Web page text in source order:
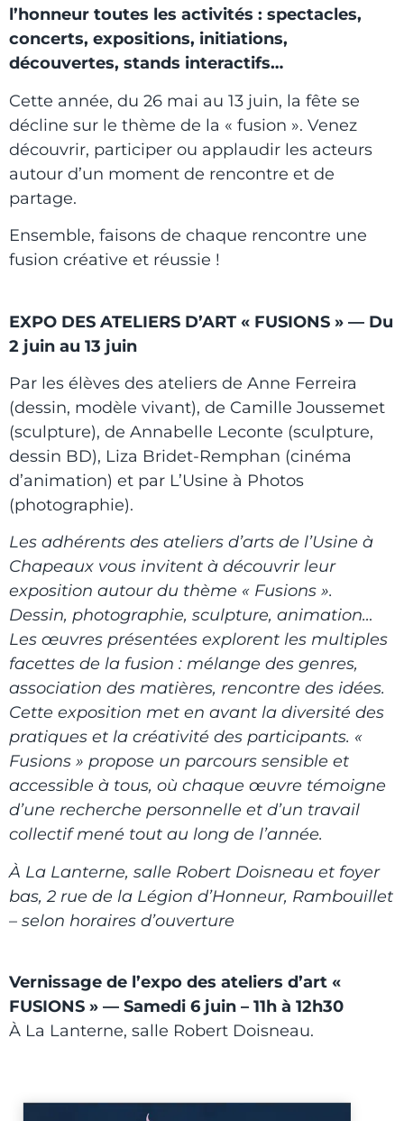
l’honneur toutes les activités : spectacles,
concerts, expositions, initiations,
découvertes, stands interactifs…
Cette année, du 26 mai au 13 juin, la fête se
décline sur le thème de la « fusion ». Venez
découvrir, participer ou applaudir les acteurs
autour d’un moment de rencontre et de
partage.
Ensemble, faisons de chaque rencontre une
fusion créative et réussie !
EXPO DES ATELIERS D’ART « FUSIONS » — Du
2 juin au 13 juin
Par les élèves des ateliers de Anne Ferreira
(dessin, modèle vivant), de Camille Joussemet
(sculpture), de Annabelle Leconte (sculpture,
dessin BD), Liza Bridet-Remphan (cinéma
d’animation) et par L’Usine à Photos
(photographie).
Les adhérents des ateliers d’arts de l’Usine à
Chapeaux vous invitent à découvrir leur
exposition autour du thème « Fusions ».
Dessin, photographie, sculpture, animation…
Les œuvres présentées explorent les multiples
facettes de la fusion : mélange des genres,
association des matières, rencontre des idées.
Cette exposition met en avant la diversité des
pratiques et la créativité des participants. «
Fusions » propose un parcours sensible et
accessible à tous, où chaque œuvre témoigne
d’une recherche personnelle et d’un travail
collectif mené tout au long de l’année.
À La Lanterne, salle Robert Doisneau et foyer
bas, 2 rue de la Légion d’Honneur, Rambouillet
– selon horaires d’ouverture
Vernissage de l’expo des ateliers d’art «
FUSIONS » — Samedi 6 juin – 11h à 12h30
À La Lanterne, salle Robert Doisneau.